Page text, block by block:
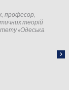
професор,
теорій
«Одеська